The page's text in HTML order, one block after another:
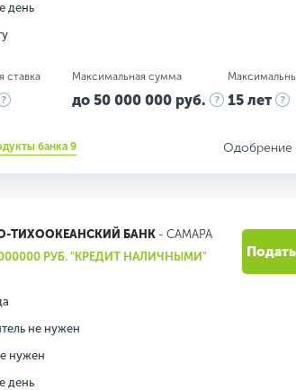
день
ставка Максимальная сумма
до 50 000 000 руб. 15 лет
банка 9 Одобрение
ТИХООКЕАНСКИЙ БАНК- САМАРА
РУБ. "КРЕДИТ НАЛИЧНЫМИ"
не нужен
нужен
день